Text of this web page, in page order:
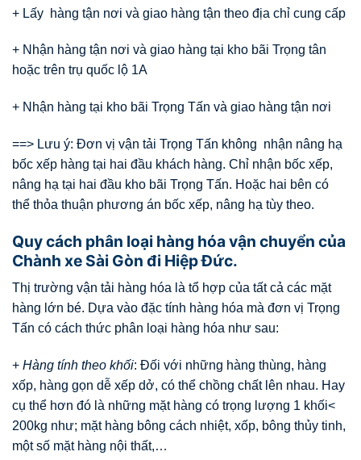
+ Lấy hàng tận nơi và giao hàng tận theo địa chỉ cung cấp
+ Nhận hàng tận nơi và giao hàng tại kho bãi Trọng tân
hoặc trên trụ quốc lộ 1A
+ Nhận hàng tại kho bãi Trọng Tấn và giao hàng tận nơi
==> Lưu ý: Đơn vị vận tải Trọng Tấn không nhận nâng hạ
bốc xếp hàng tại hai đầu khách hàng. Chỉ nhận bốc xếp,
nâng hạ tại hai đầu kho bãi Trọng Tấn. Hoặc hai bên có
thể thỏa thuận phương án bốc xếp, nâng hạ tùy theo.
Quy cách phân loại hàng hóa vận chuyển của
Chành xe Sài Gòn đi Hiệp Đức.
Thị trường vận tải hàng hóa là tổ hợp của tất cả các mặt
hàng lớn bé. Dựa vào đặc tính hàng hóa mà đơn vị Trọng
Tấn có cách thức phân loại hàng hóa như sau:
+ Hàng tính theo khối: Đối với những hàng thùng, hàng
xốp, hàng gọn dễ xếp dở, có thể chồng chất lên nhau. Hay
cụ thể hơn đó là những mặt hàng có trọng lượng 1 khối<
200kg như; mặt hàng bông cách nhiệt, xốp, bông thủy tinh,
một số mặt hàng nội thất,…